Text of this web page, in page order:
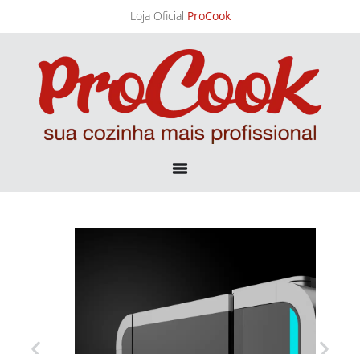
Loja Oficial ProCook